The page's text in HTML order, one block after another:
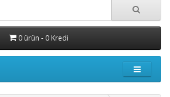
0 ürün - 0 Kredi